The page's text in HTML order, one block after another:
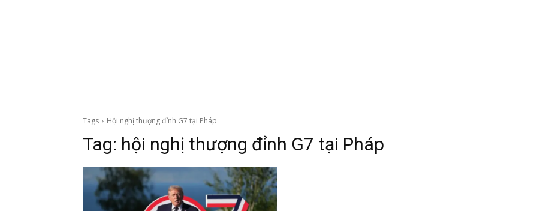
Tags Hội nghị thượng đỉnh G7 tại Pháp
Tag: hội nghị thượng đỉnh G7 tại Pháp